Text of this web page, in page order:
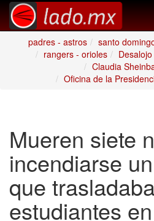
padres - astros
santo
rangers - orioles
Desalojo
Claudia
Oficina de la
Mueren siete
incendiarse
que
estudiantes